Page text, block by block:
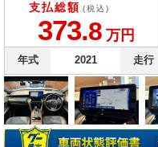
支払総額 (税込)
373.8 万円
年式 2021 走行